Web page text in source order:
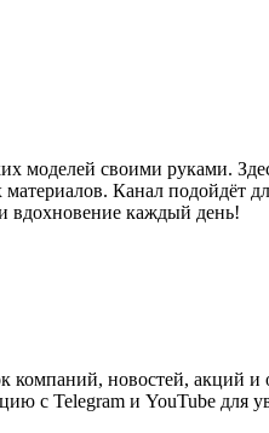
моделей своими руками.
Канал подойдёт
вдохновение каждый день!
новостей, акций
с Telegram и YouTube для